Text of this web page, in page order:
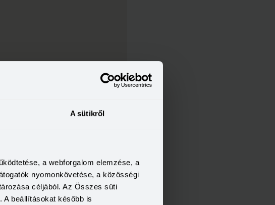
A sütikről
a webforgalom elemzése, a
nyomonkövetése, a közösségi
céljából. Az Összes süti
A beállításokat később is